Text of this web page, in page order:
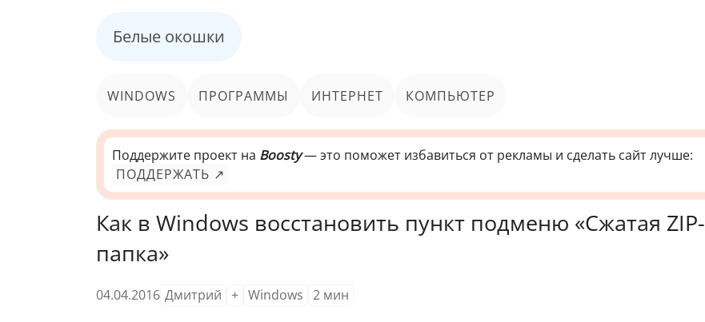
Белые окошки
WINDOWS ПРОГРАММЫ ИНТЕРНЕТ КОМПЬЮТЕР
Поддержите проект на Boosty— это поможет избавиться от рекламы и сделать сайт лучше:
ПОДДЕРЖАТЬ ↗
Как в Windows восстановить пункт подменю «Сжатая ZIP-
папка»
04.04.2016 Дмитрий + Windows 2 мин